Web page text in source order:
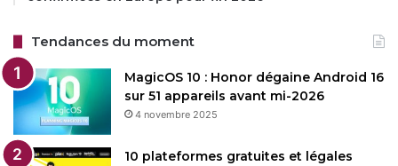
Suivez-nous pour les dernières mises à jour et guides.
Tendances du moment
MagicOS 10 : Honor dégaine Android 16
sur 51 appareils avant mi-2026
4 novembre 2025
10 plateformes gratuites et légales